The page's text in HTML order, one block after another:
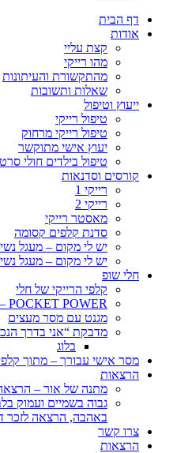
דף הבית
אודות
קצת עליי
מהו רייקי
מהתקשורת והעיתונות
שאלות ותשובות
ייעוץ וטיפול
טיפול רייקי
טיפול רייקי מרחוק
יעוץ אישי מתוקשר
טיפול בילדים חולי
קורסים וסדנאות
רייקי 1
רייקי 2
מאסטר רייקי
סדנת קלפים קסומה
יש לי מקום – מעגל
יש לי מקום – מעגל
חלי שופ
קלפי הרייקי של חלי
POCKET POWER – מתנה קטנה גדולה
מגנט עם מסר מעצים
מדבקת “אני בדרך
בלוג
מסר אישי עבורך – מתוך
הרצאות
מתנה של אור –
גבוה בשמיים ועמוק
באהבה, הרצאה לזכר
צרו קשר
הרצאות